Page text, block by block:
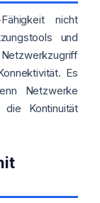
nicht
und
Es
Netzwerke
Kontinuität